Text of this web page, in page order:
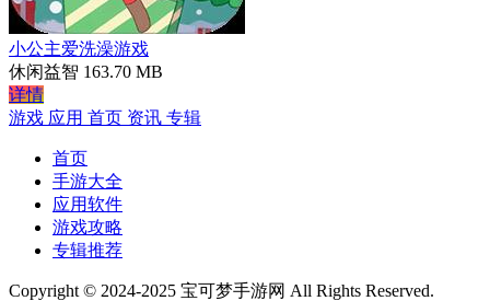
小公主爱洗澡游戏
休闲益智 163.70 MB
详情
游戏 应用 首页 资讯 专辑
首页
手游大全
应用软件
游戏攻略
专辑推荐
Copyright © 2024-2025 宝可梦手游网 All Rights Reserved.